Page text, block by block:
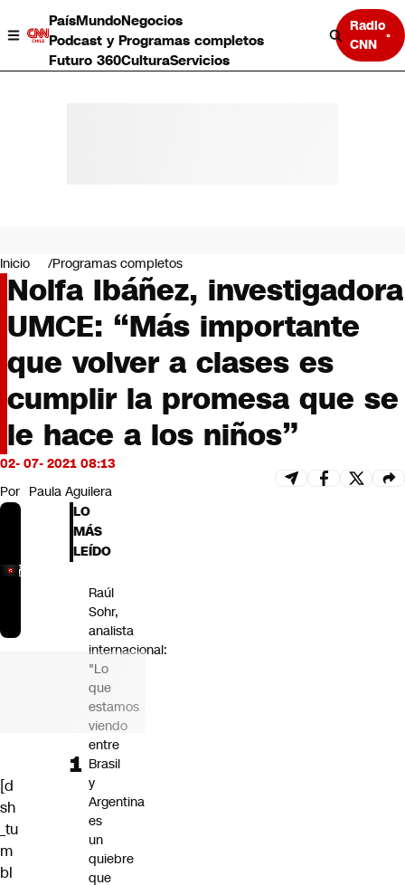
PaísMundoNegocios
Podcast y Programas completos
Futuro 360CulturaServicios
Radio
CNN
Negocios
Deportes
Programas completos
Cultura
Servicios
Bits
CNN Data
CNN tiempo
Futuro 360
Opinión
Inicio Programas completos
Nolfa Ibáñez, investigadora
UMCE: “Más importante
que volver a clases es
cumplir la promesa que se
le hace a los niños”
02- 07- 2021 08:13
Por Paula Aguilera
[d
sh
_tu
m
bl
LO
MÁS
LEÍDO
Raúl
Sohr,
analista
internacional:
"Lo
que
estamos
viendo
entre
Brasil
y
Argentina
es
un
quiebre
que